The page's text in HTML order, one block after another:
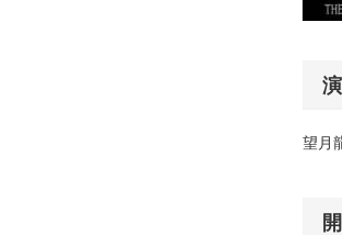
望月